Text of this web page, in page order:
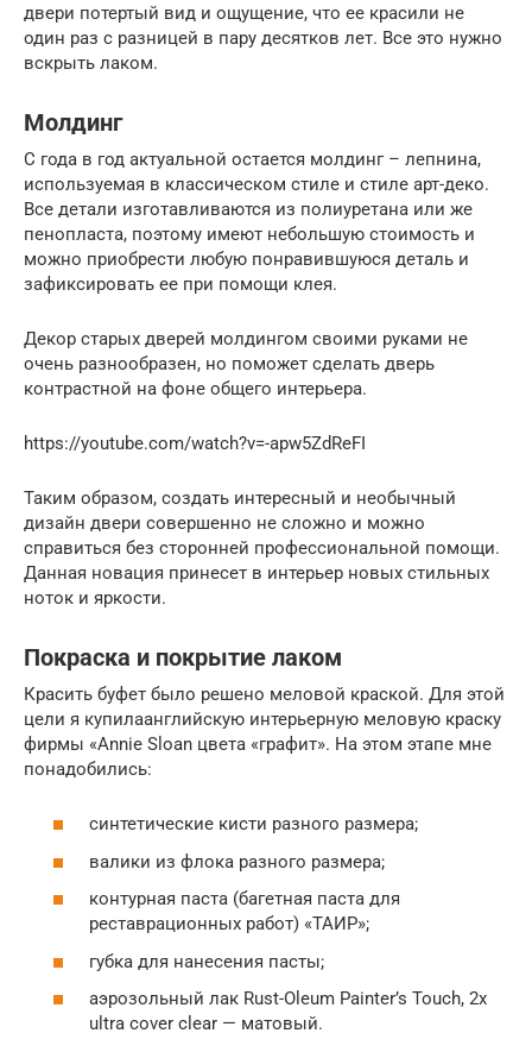
двери потертый вид и ощущение, что ее красили не
один раз с разницей в пару десятков лет. Все это нужно
вскрыть лаком.
Молдинг
С года в год актуальной остается молдинг – лепнина,
используемая в классическом стиле и стиле арт-деко.
Все детали изготавливаются из полиуретана или же
пенопласта, поэтому имеют небольшую стоимость и
можно приобрести любую понравившуюся деталь и
зафиксировать ее при помощи клея.
Декор старых дверей молдингом своими руками не
очень разнообразен, но поможет сделать дверь
контрастной на фоне общего интерьера.
https://youtube.com/watch?v=-apw5ZdReFI
Таким образом, создать интересный и необычный
дизайн двери совершенно не сложно и можно
справиться без сторонней профессиональной помощи.
Данная новация принесет в интерьер новых стильных
ноток и яркости.
Покраска и покрытие лаком
Красить буфет было решено меловой краской. Для этой
цели я купилаанглийскую интерьерную меловую краску
фирмы «Annie Sloan цвета «графит». На этом этапе мне
понадобились:
синтетические кисти разного размера;
валики из флока разного размера;
контурная паста (багетная паста для
реставрационных работ) «ТАИР»;
губка для нанесения пасты;
аэрозольный лак Rust-Oleum Painter’s Touch, 2x
ultra cover clear — матовый.